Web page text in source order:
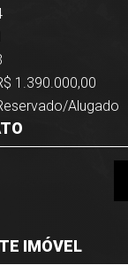
1.390.000,00
Alugado
IMÓVEL